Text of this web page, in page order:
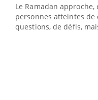
Le Ramadan
personnes atteintes
questions, de défis,